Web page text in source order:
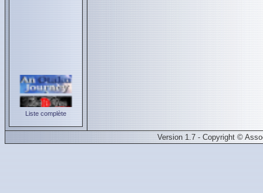
Liste complète
Version 1.7 - Copyright ©